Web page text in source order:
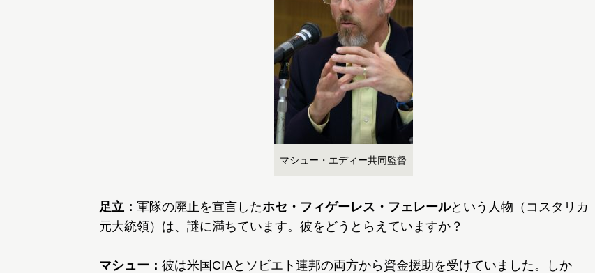
マシュー・エディー共同監督
足立： 軍隊の廃止を宣言したホセ・フィゲーレス・フェレールという人物（コスタリカ
元大統領）は、謎に満ちています。彼をどうとらえていますか？
マシュー： 彼は米国CIAとソビエト連邦の両方から資金援助を受けていました。しか